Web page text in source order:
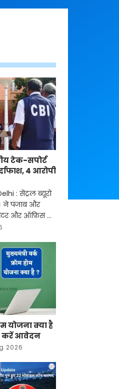
टेक-सपोर्ट
4 आरोपी
: सेंट्रल ब्यूरो
ने पंजाब और
और ऑफ़िस के
टेक-
योजना क्या है
करें आवेदन
2026